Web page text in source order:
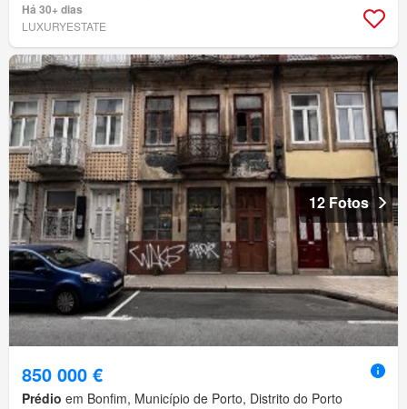
Há 30+ dias
LUXURYESTATE
12 Fotos
850 000 €
Prédio em Bonfim, Município de Porto, Distrito do Porto